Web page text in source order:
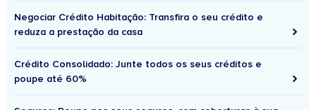
Negociar Crédito Habitação: Transfira o seu crédito e
reduza a prestação da casa
Crédito Consolidado: Junte todos os seus créditos e
poupe até 60%